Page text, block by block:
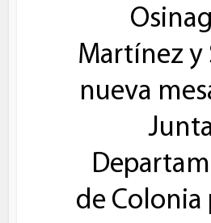
Martínez y
nueva
de Colonia